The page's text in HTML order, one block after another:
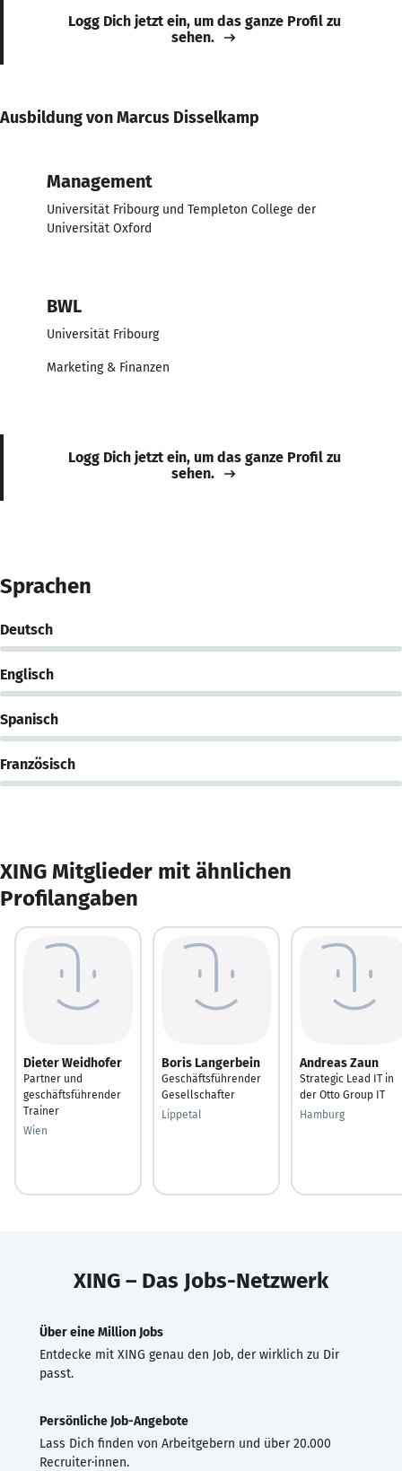
Logg Dich jetzt ein, um das ganze Profil zu
sehen.
Ausbildung von Marcus Disselkamp
Management
Universität Fribourg und Templeton College der
Universität Oxford
BWL
Universität Fribourg
Marketing & Finanzen
Logg Dich jetzt ein, um das ganze Profil zu
sehen.
Sprachen
Deutsch
Englisch
Spanisch
Französisch
XING Mitglieder mit ähnlichen
Profilangaben
Dieter Weidhofer
Partner und
geschäftsführender
Trainer
Wien
Boris Langerbein
Geschäftsführender
Gesellschafter
Lippetal
Andreas Zaun
Strategic Lead IT in
der Otto Group IT
Hamburg
XING – Das Jobs-Netzwerk
Über eine Million Jobs
Entdecke mit XING genau den Job, der wirklich zu Dir
passt.
Persönliche Job-Angebote
Lass Dich finden von Arbeitgebern und über 20.000
Recruiter·innen.